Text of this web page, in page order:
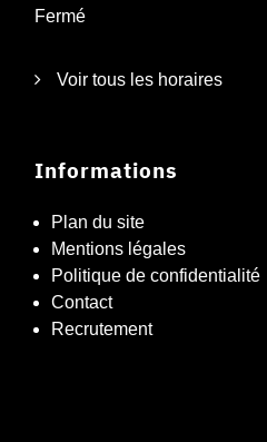
Fermé
Voir tous les horaires
Informations
Plan du site
Mentions légales
Politique de confidentialité
Contact
Recrutement